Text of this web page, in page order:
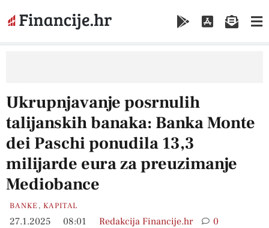
Ukrupnjavanje posrnulih
talijanskih banaka: Banka Monte
dei Paschi ponudila 13,3
milijarde eura za preuzimanje
Mediobance
BANKE ,KAPITAL
27.1.2025 08:01 Redakcija Financije.hr 0